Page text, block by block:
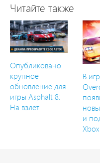
Читайте также
Опубликовано
крупное
обновление для
игры Asphalt 8:
На взлет
В
и